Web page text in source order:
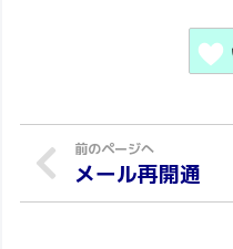
メール再開通